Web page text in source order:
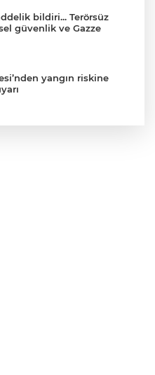
bildiri... Terörsüz
güvenlik ve Gazze
yangın riskine